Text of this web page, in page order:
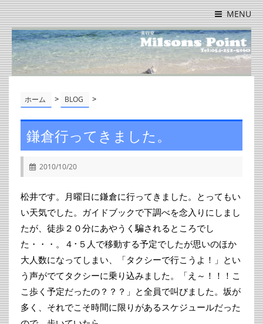
MENU
ホーム > BLOG >
鎌倉行ってきました。
2010/10/20
松井です。月曜日に鎌倉に行ってきました。とってもい
い天気でした。ガイドブックで下調べを念入りにしまし
たが、徒歩２０分にあやうく騙されるところでし
た・・・。４･５人で移動する予定でしたが思いのほか
大人数になってしまい、「タクシーで行こうよ！」とい
う声がでてタクシーに乗り込みました。「え～！！！こ
こ歩く予定だったの？？？」と全員で叫びました。坂が
多く、それでこそ時間に限りがあるスケジュールだった